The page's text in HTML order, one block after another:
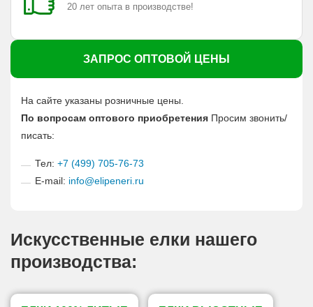
20 лет опыта в производстве!
ЗАПРОС ОПТОВОЙ ЦЕНЫ
На сайте указаны розничные цены.
По вопросам оптового приобретения Просим звонить/
писать:
Тел: +7 (499) 705-76-73
E-mail: info@elipeneri.ru
Искусственные елки нашего
производства: